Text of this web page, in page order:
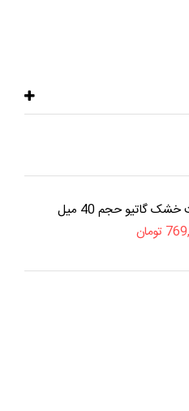
گاتیو حجم 40 میل
تومان